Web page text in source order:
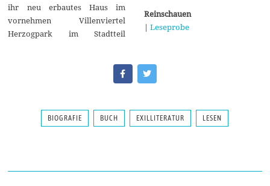
ihr neu erbautes Haus im
vornehmen Villenviertel
Herzogpark im Stadtteil
Reinschauen
| Leseprobe
BIOGRAFIE BUCH EXILLITERATUR LESEN